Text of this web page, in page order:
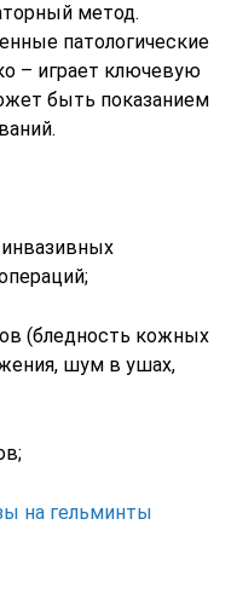
метод.
патологические
– играет ключевую
быть показанием
инвазивных
(бледность кожных
шум в ушах,
на гельминты